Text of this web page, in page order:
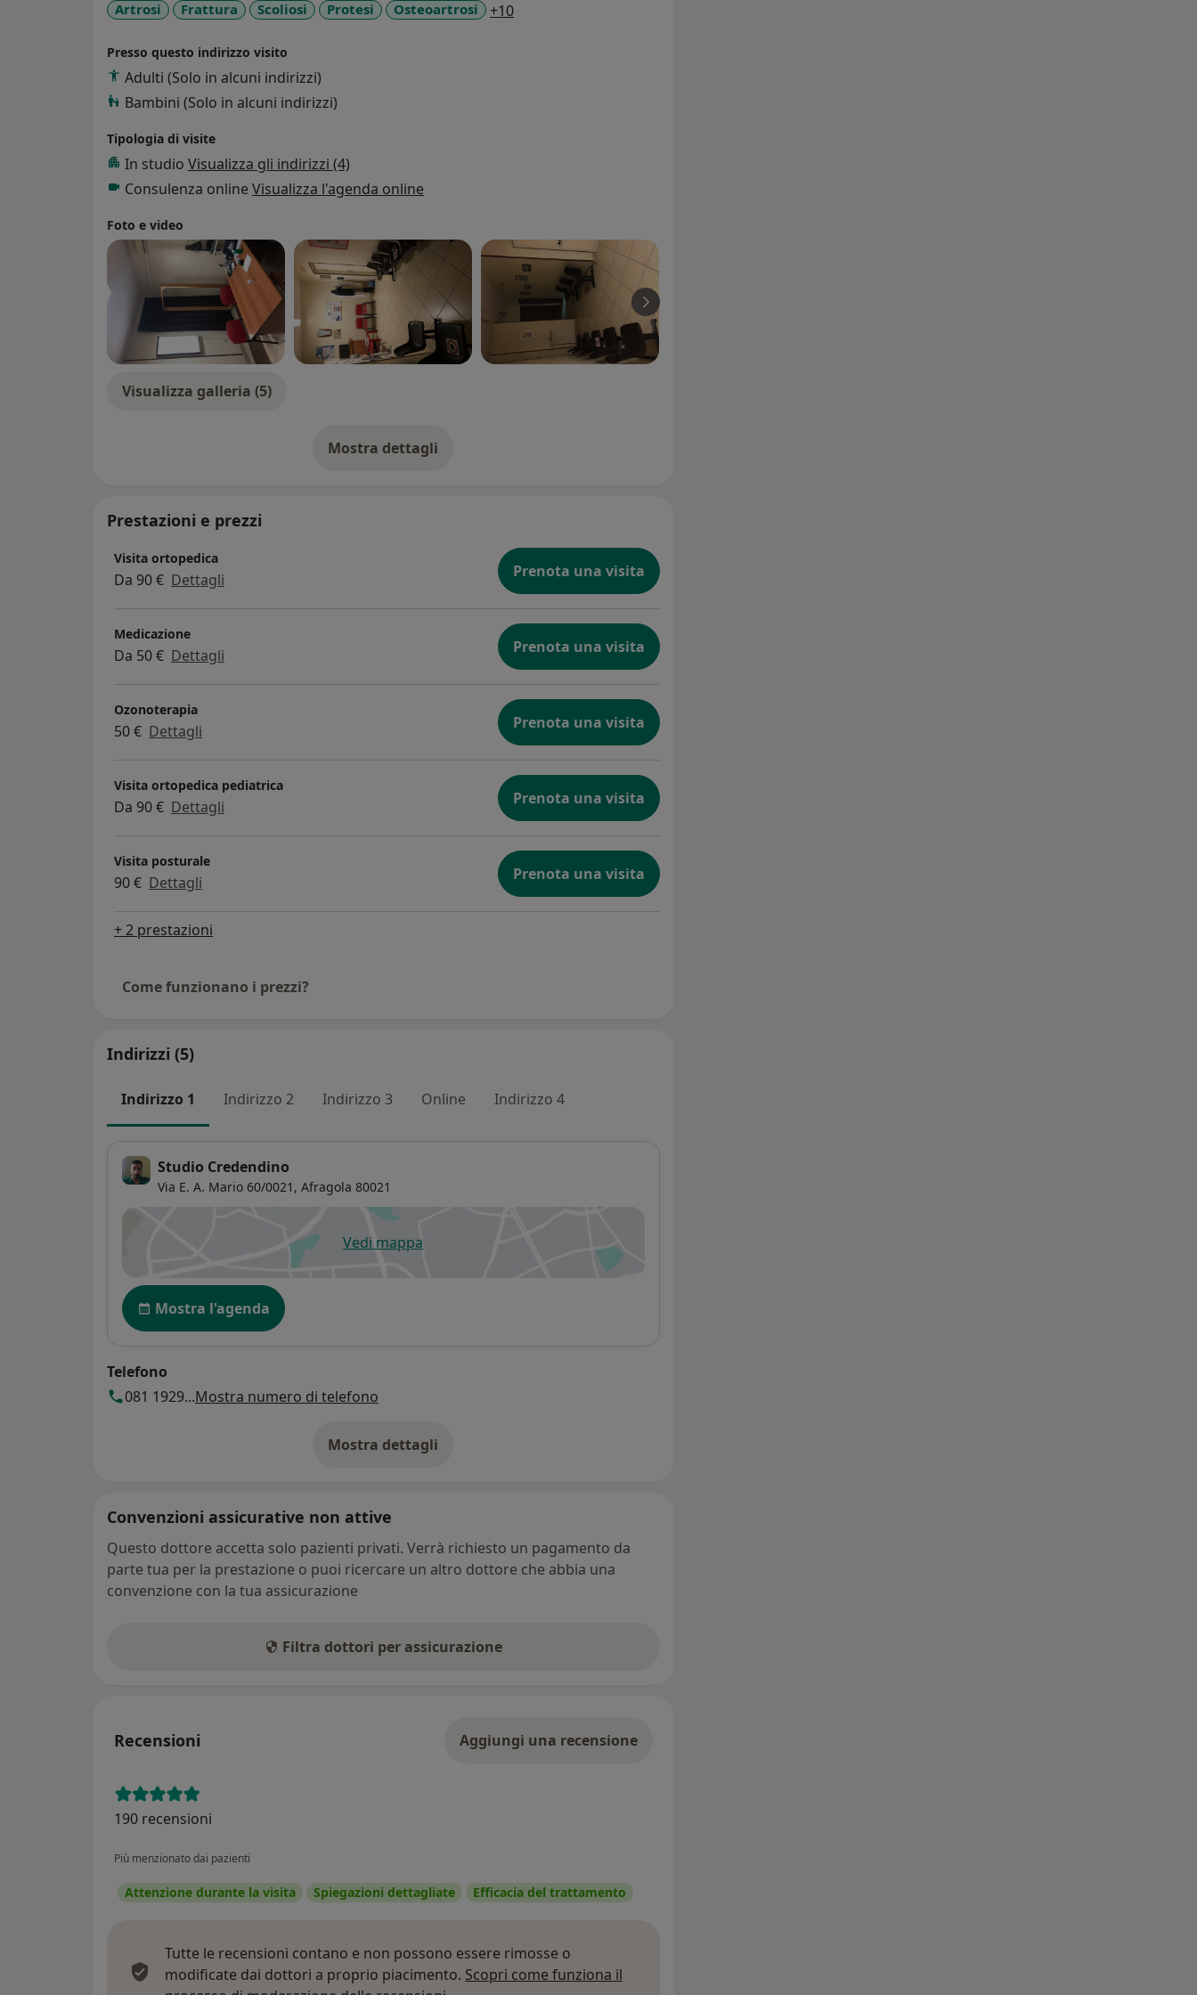
Artrosi Frattura Scoliosi Protesi Osteoartrosi +10a11y_sr_more_diseases
Presso questo indirizzo visito
Adulti (Solo in alcuni indirizzi)
Bambini (Solo in alcuni indirizzi)
Tipologia di visite
In studio Visualizza gli indirizzi (4)
Consulenza online Visualizza l'agenda online
Foto e video
Visualizza galleria (5)
Mostra dettagli
sull'esperienza
Prestazioni e prezzi
Visita ortopedica
Da 90 € Dettagli Prenota una visita
Medicazione
Da 50 € Dettagli Prenota una visita
Ozonoterapia
50 € Dettagli Prenota una visita
Visita ortopedica pediatrica
Da 90 € Dettagli Prenota una visita
Visita posturale
90 € Dettagli Prenota una visita
+ 2 prestazioni
Come funzionano i prezzi?
Indirizzi (5)
Indirizzo 1 Indirizzo 2 Indirizzo 3 Online Indirizzo 4
Studio Credendino
Via E. A. Mario 60/0021, Afragola 80021
Vedi mappasi apre in una nuova scheda
Disponibilità
Mostra l'agenda
Telefono
081 1929...Mostra numero di telefono
Mostra dettagli
sull'indirizzo
Convenzioni assicurative non attive
Questo dottore accetta solo pazienti privati. Verrà richiesto un pagamento da
parte tua per la prestazione o puoi ricercare un altro dottore che abbia una
convenzione con la tua assicurazione
Filtra dottori per assicurazione
Recensioni Aggiungi una recensione
190 recensioni
Più menzionato dai pazienti
Attenzione durante la visita Spiegazioni dettagliate Efficacia del trattamento
Tutte le recensioni contano e non possono essere rimosse o
modificate dai dottori a proprio piacimento. Scopri come funziona il